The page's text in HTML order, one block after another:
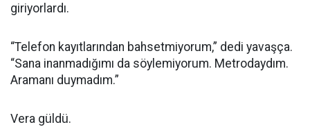
giriyorlardı.
“Telefon kayıtlarından bahsetmiyorum,” dedi yavaşça.
“Sana inanmadığımı da söylemiyorum. Metrodaydım.
Aramanı duymadım.”
Vera güldü.